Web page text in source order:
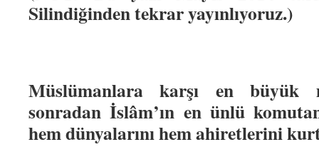
Silindiğinden tekrar yayınlıyoruz.)
Müslümanlara karşı en büyük
sonradan İslâm’ın en ünlü
hem dünyalarını hem ahiretlerini